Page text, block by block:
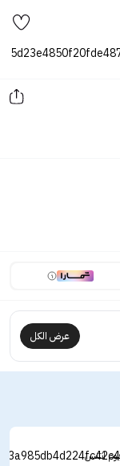
عرض الكل
انتنس